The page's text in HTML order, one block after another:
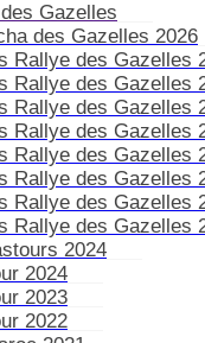
Gazelles
des Gazelles 2026
Rallye des Gazelles
Rallye des Gazelles
Rallye des Gazelles
Rallye des Gazelles
Rallye des Gazelles
Rallye des Gazelles
Rallye des Gazelles
Rallye des Gazelles
2024
2024
2023
2022